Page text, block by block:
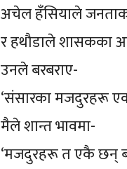
अचेल हँसियाले
र हथौडाले शासकका
उनले बरबराए-
‘संसारका मजदुरहरू एक
मैले शान्त भावमा-
‘मजदुरहरू त एकै छन्